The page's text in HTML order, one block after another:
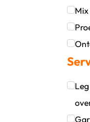
Klik
Klik